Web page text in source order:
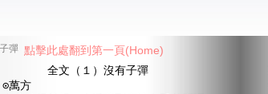
彈
文（１）沒有子彈
方
點擊此處翻到第一頁(Home)